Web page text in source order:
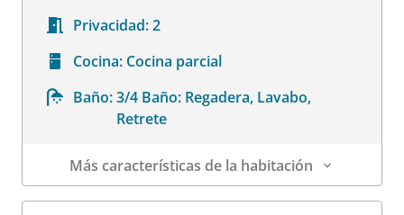
Privacidad:2
Cocina: Cocina parcial
Baño: 3/4 Baño: Regadera, Lavabo,
Retrete
Más características de la habitación
Datos de la habitación